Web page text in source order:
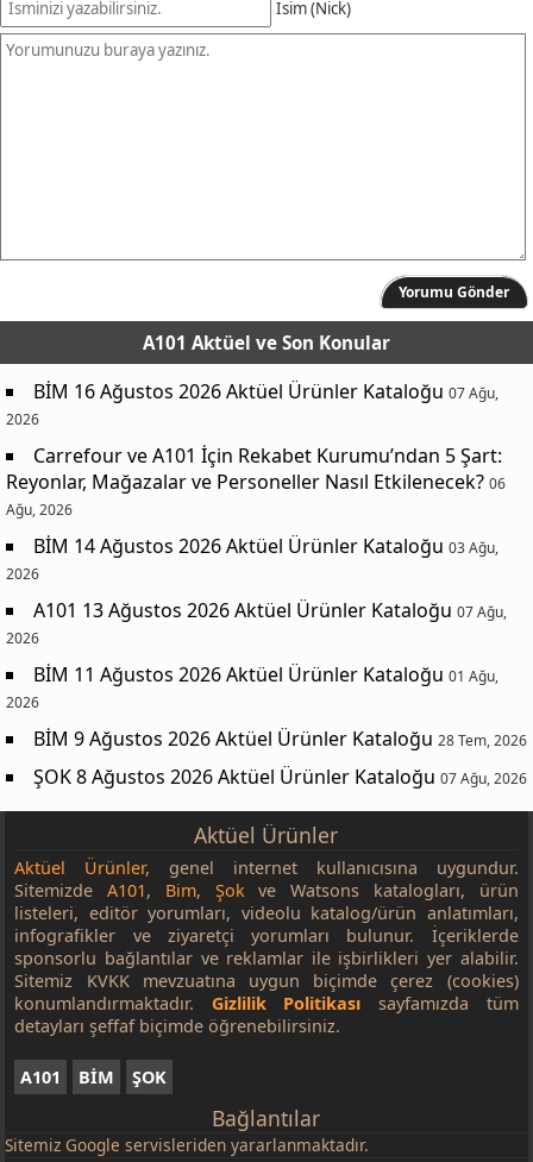
İsim (Nick)
Yorumu Gönder
A101 Aktüel ve Son Konular
BİM 16 Ağustos 2026 Aktüel Ürünler Kataloğu 07 Ağu,
2026
Carrefour ve A101 İçin Rekabet Kurumu’ndan 5 Şart:
Reyonlar, Mağazalar ve Personeller Nasıl Etkilenecek? 06
Ağu, 2026
BİM 14 Ağustos 2026 Aktüel Ürünler Kataloğu 03 Ağu,
2026
A101 13 Ağustos 2026 Aktüel Ürünler Kataloğu 07 Ağu,
2026
BİM 11 Ağustos 2026 Aktüel Ürünler Kataloğu 01 Ağu,
2026
BİM 9 Ağustos 2026 Aktüel Ürünler Kataloğu 28 Tem, 2026
ŞOK 8 Ağustos 2026 Aktüel Ürünler Kataloğu 07 Ağu, 2026
Aktüel Ürünler
Aktüel Ürünler, genel internet kullanıcısına uygundur.
SitemizdeA101, Bim, Şokve Watsons katalogları, ürün
listeleri, editör yorumları, videolu katalog/ürün anlatımları,
infografikler ve ziyaretçi yorumları bulunur. İçeriklerde
sponsorlu bağlantılar ve reklamlar ile işbirlikleri yer alabilir.
Sitemiz KVKK mevzuatına uygun biçimde çerez (cookies)
konumlandırmaktadır. Gizlilik Politikası sayfamızda tüm
detayları şeffaf biçimde öğrenebilirsiniz.
A101 BİM ŞOK
Bağlantılar
Sitemiz Google servisleriden yararlanmaktadır.